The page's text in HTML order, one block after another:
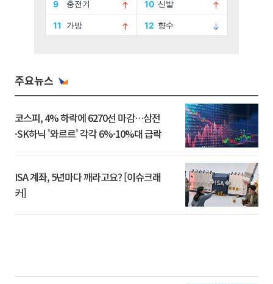
주요뉴스
코스피, 4% 하락에 6270선 마감…삼전
·SK하닉 '와르르' 각각 6%·10%대 급락
ISA 계좌, 5년마다 깨라고요? [이슈크래
커]